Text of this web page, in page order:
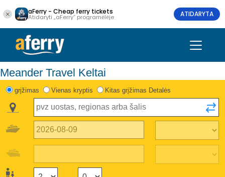
aFerry - Cheap ferry tickets
Atidaryti „aFerry“ programėlėje ATIDARYTA
Meander Travel Keltai
grįžimas Vienas kryptis Kitas grįžimas Detalės